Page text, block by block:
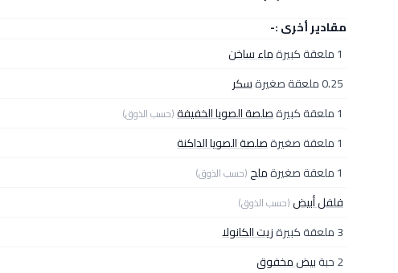
مقادير أخرى :-
1 ملعقة كبيرة
ماء ساخن
0.25 ملعقة صغيرة
سكر
1 ملعقة كبيرة
صلصة الصويا الخفيفة(حسب الذوق)
1 ملعقة صغيرة
صلصة الصويا الداكنة
1 ملعقة صغيرة
ملح(حسب الذوق)
فلفل أبيض(حسب الذوق)
3 ملعقة كبيرة
زيت الكانولا
2 حبة
بيض مخفوق